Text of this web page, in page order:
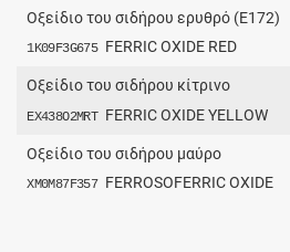
Οξείδιο του σιδήρου ερυθρό (E172)
1K09F3G675 FERRIC OXIDE RED
Οξείδιο του σιδήρου κίτρινο
EX438O2MRT FERRIC OXIDE YELLOW
Οξείδιο του σιδήρου μαύρο
XM0M87F357 FERROSOFERRIC OXIDE